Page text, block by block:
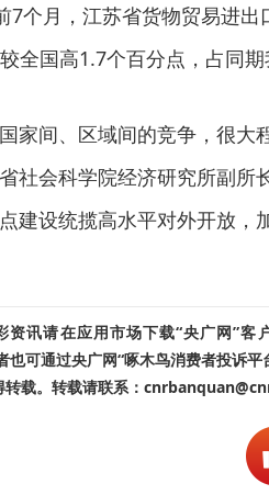
7个月，江苏省货物贸易进
全国高1.7个百分点，占同期
家间、区域间的竞争，很
社会科学院经济研究所副所
建设统揽高水平对外开放，
资讯请在应用市场下载“央广网”客
也可通过央广网“啄木鸟消费者投诉
转载。转载请联系：